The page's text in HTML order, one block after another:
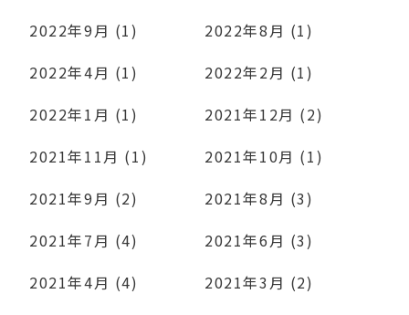
2022年9月 (1)
2022年8月 (1)
2022年4月 (1)
2022年2月 (1)
2022年1月 (1)
2021年12月 (2)
2021年11月 (1)
2021年10月 (1)
2021年9月 (2)
2021年8月 (3)
2021年7月 (4)
2021年6月 (3)
2021年4月 (4)
2021年3月 (2)